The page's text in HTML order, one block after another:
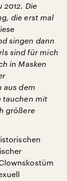
2012. Die
die erst mal
singen dann
sind für mich
in Masken
aus dem
tauchen mit
größere